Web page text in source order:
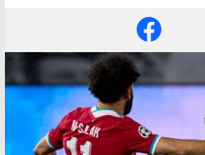
دوري أبطال أوروبا